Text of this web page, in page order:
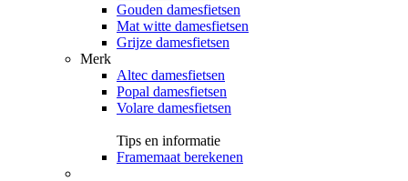
Gouden damesfietsen
Mat witte damesfietsen
Grijze damesfietsen
Merk
Altec damesfietsen
Popal damesfietsen
Volare damesfietsen
Tips en informatie
Framemaat berekenen